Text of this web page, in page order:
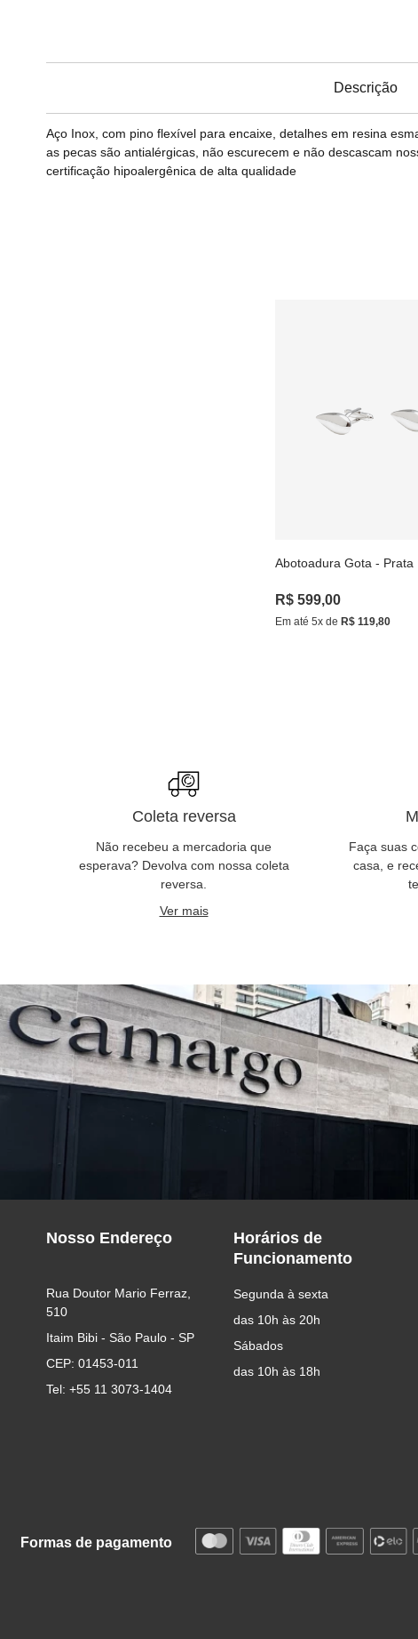
Descrição
Aço Inox, com pino flexível para encaixe, detalhes em resina
as pecas são antialérgicas, não escurecem e não descascam
certificação hipoalergênica de alta qualidade
Abotoadura Gota - Prata
R$ 599,00
Em até 5x de R$ 119,80
Coleta reversa
Não recebeu a mercadoria que
esperava? Devolva com nossa coleta
reversa.
Ver mais
Faça suas
casa, e
Nosso Endereço
Rua Doutor Mario Ferraz,
510
Itaim Bibi - São Paulo - SP
CEP: 01453-011
Tel: +55 11 3073-1404
Horários de
Funcionamento
Segunda à sexta
das 10h às 20h
Sábados
das 10h às 18h
Formas de pagamento